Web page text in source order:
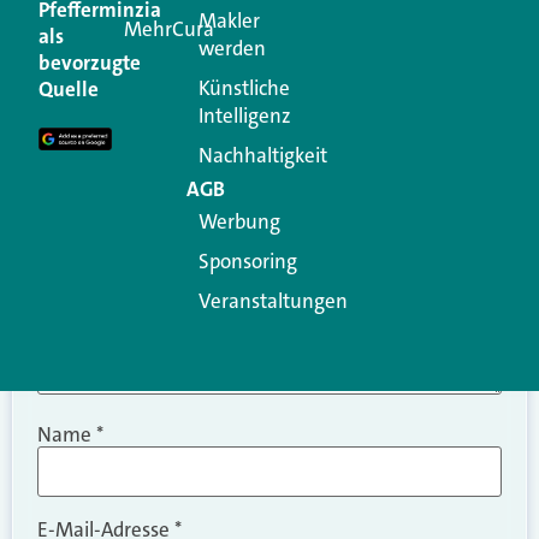
Ihre E-Mail-Adresse wird nicht veröffentlicht.
Erforderliche Felder sind mit
Kommentar
Name *
E-Mail-Adresse *
Pfefferminzia
als
bevorzugte
Quelle
MehrCuraMakler
werden
Künstliche
Intelligenz
Nachhaltigkeit
AGB
Werbung
Sponsoring
Veranstaltungen